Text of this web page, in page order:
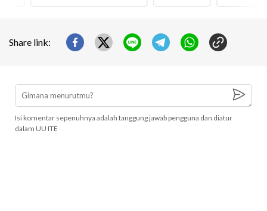
Share link:
Isi komentar sepenuhnya adalah tanggung jawab pengguna dan diatur
dalam UU ITE